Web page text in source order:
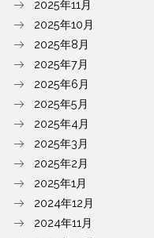
2025年11月
2025年10月
2025年8月
2025年7月
2025年6月
2025年5月
2025年4月
2025年3月
2025年2月
2025年1月
2024年12月
2024年11月